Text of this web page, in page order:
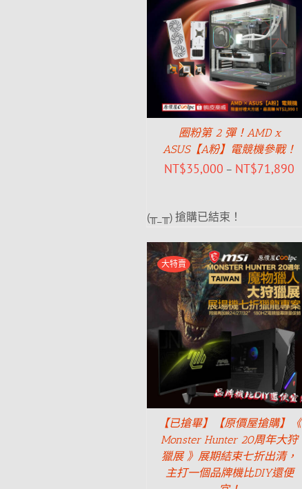
圈粉第 2 彈！AMD x
ASUS【A粉】電競機參戰！
NT$35,000 – NT$71,890
(╥_╥) 搶購已結束！
大特賣
【已搶畢】【原價屋搶購】《
Monster Hunter 20周年大狩
獵展 》展期結束七折出清，
主打一個品牌機比DIY還便